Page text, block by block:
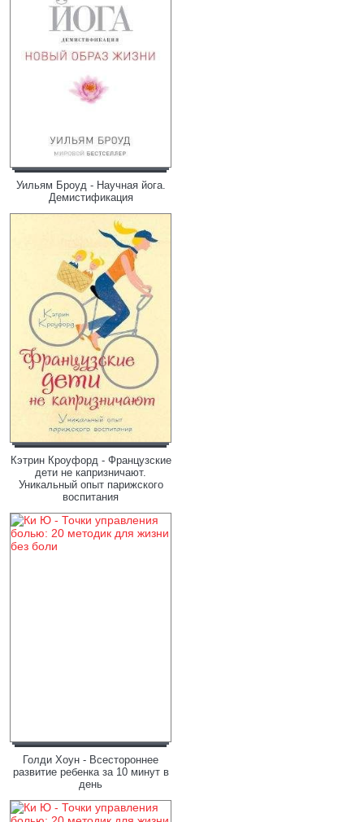
Уильям Броуд - Научная йога.
Демистификация
Кэтрин Кроуфорд - Французские
дети не капризничают.
Уникальный опыт парижского
воспитания
Голди Хоун - Всестороннее
развитие ребенка за 10 минут в
день